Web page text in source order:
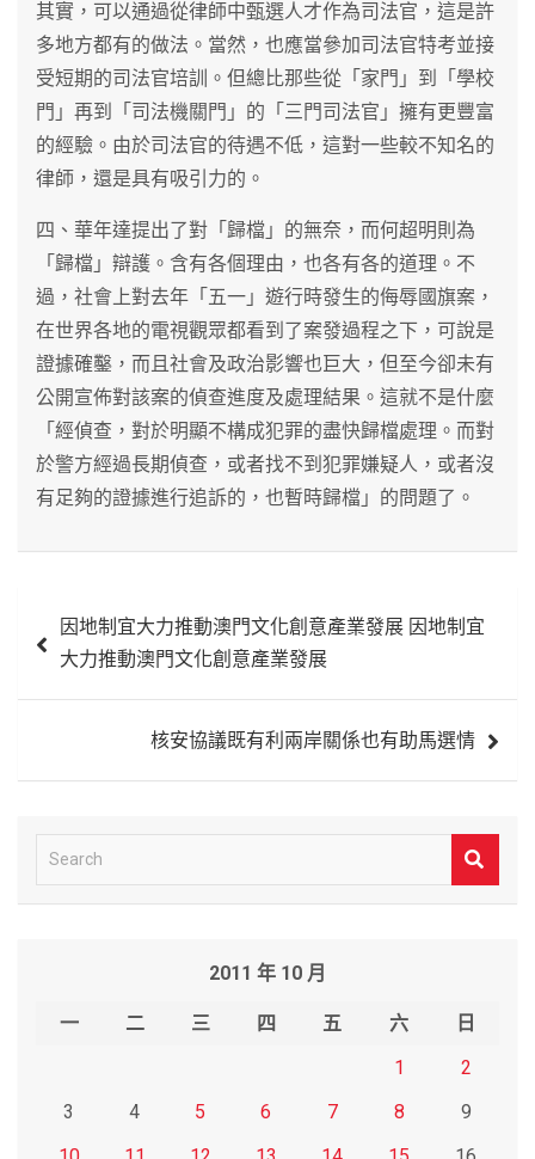
其實，可以通過從律師中甄選人才作為司法官，這是許
多地方都有的做法。當然，也應當參加司法官特考並接
受短期的司法官培訓。但總比那些從「家門」到「學校
門」再到「司法機關門」的「三門司法官」擁有更豐富
的經驗。由於司法官的待遇不低，這對一些較不知名的
律師，還是具有吸引力的。
四、華年達提出了對「歸檔」的無奈，而何超明則為
「歸檔」辯護。含有各個理由，也各有各的道理。不
過，社會上對去年「五一」遊行時發生的侮辱國旗案，
在世界各地的電視觀眾都看到了案發過程之下，可說是
證據確鑿，而且社會及政治影響也巨大，但至今卻未有
公開宣佈對該案的偵查進度及處理結果。這就不是什麼
「經偵查，對於明顯不構成犯罪的盡快歸檔處理。而對
於警方經過長期偵查，或者找不到犯罪嫌疑人，或者沒
有足夠的證據進行追訴的，也暫時歸檔」的問題了。
章
因地制宜大力推動澳門文化創意產業發展 因地制宜
大力推動澳門文化創意產業發展
核安協議既有利兩岸關係也有助馬選情
e
2011 年 10 月
一 二 三 四 五 六
日
1
2
3
4 5 6 7 8
9